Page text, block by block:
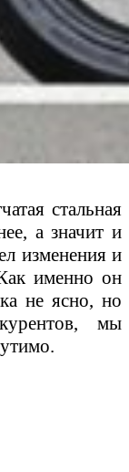
стальная
а значит и
изменения и
именно он
не ясно, но
мы